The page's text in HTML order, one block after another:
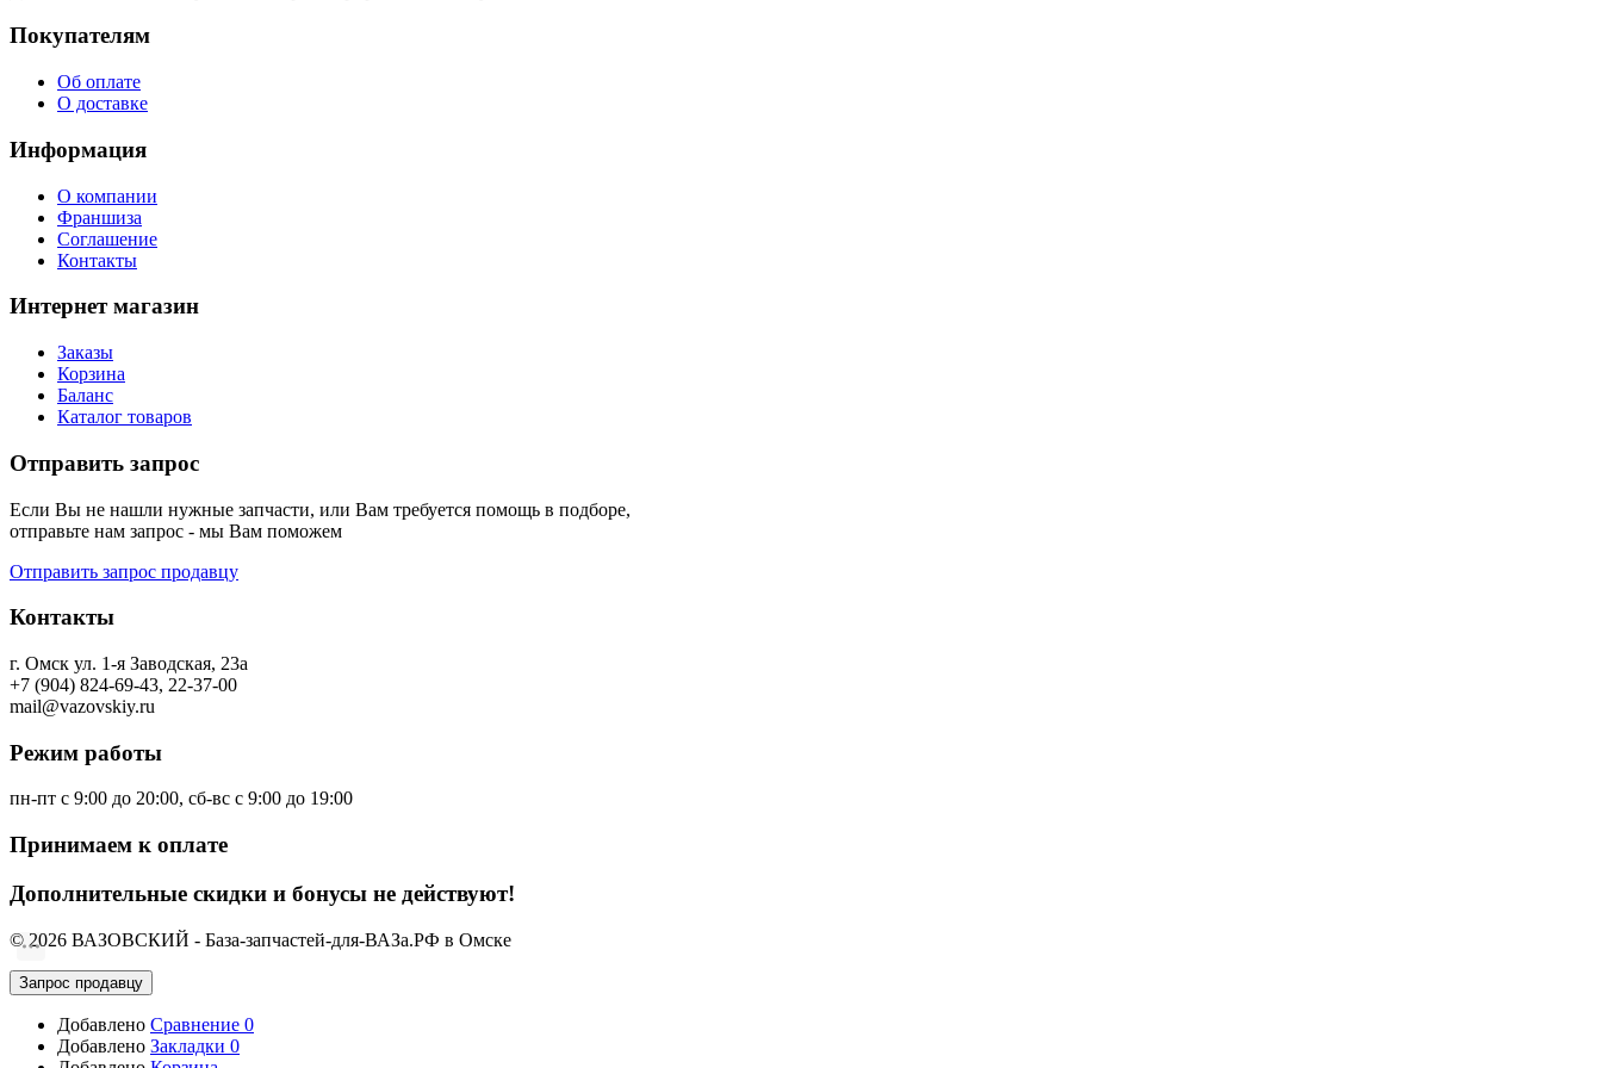
Покупателям
Об оплате
О доставке
Информация
О компании
Франшиза
Соглашение
Контакты
Интернет магазин
Заказы
Корзина
Баланс
Каталог товаров
Отправить запрос
Если Вы не нашли нужные запчасти, или Вам требуется помощь в подборе,
отправьте нам запрос - мы Вам поможем
Отправить запрос продавцу
Контакты
г. Омск ул. 1-я Заводская, 23а
+7 (904) 824-69-43, 22-37-00
mail@vazovskiy.ru
Режим работы
пн-пт с 9:00 до 20:00, сб-вс с 9:00 до 19:00
Принимаем к оплате
Дополнительные скидки и бонусы не действуют!
© 2026 ВАЗОВСКИЙ - База-запчастей-для-ВАЗа.РФ в Омске
Запрос продавцу
Добавлено Сравнение 0
Добавлено Закладки 0